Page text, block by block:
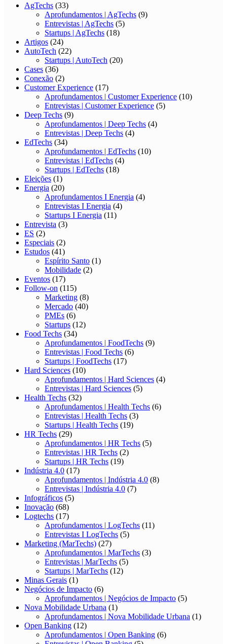
AgTechs (33)
Aprofundamentos | AgTechs (9)
Entrevistas | AgTechs (5)
Startups | AgTechs (18)
Artigos (24)
AutoTech (22)
Startups | AutoTech (20)
Cases (36)
Conexão (2)
Customer Experience (17)
Aprofundamentos | Customer Experience (10)
Entrevistas | Customer Experience (5)
Deep Techs (9)
Aprofundamentos | Deep Techs (4)
Entrevistas | Deep Techs (4)
EdTechs (34)
Aprofundamentos | EdTechs (10)
Entrevistas | EdTechs (4)
Startups | EdTechs (18)
Eleições (1)
Energia (20)
Aprofundamentos I Energia (4)
Entrevistas I Energia (4)
Startups I Energia (11)
Entrevista (3)
ES (2)
Especiais (2)
Estudos (41)
Espírito Santo (1)
Mobilidade (2)
Eventos (17)
Follow-on (115)
Marketing (8)
Mercado (40)
PMEs (6)
Startups (12)
Food Techs (34)
Aprofundamentos | FoodTechs (9)
Entrevistas | Food Techs (6)
Startups | FoodTechs (17)
Hard Sciences (10)
Aprofundamentos | Hard Sciences (4)
Entrevistas | Hard Sciences (5)
Health Techs (32)
Aprofundamentos | Health Techs (6)
Entrevistas | Health Techs (3)
Startups | Health Techs (19)
HR Techs (29)
Aprofundamentos | HR Techs (5)
Entrevistas | HR Techs (2)
Startups | HR Techs (19)
Indústria 4.0 (17)
Aprofundamentos | Indústria 4.0 (8)
Entrevistas | Indústria 4.0 (7)
Infográficos (5)
Inovação (68)
Logtechs (17)
Aprofundamentos | LogTechs (11)
Entrevistas I LogTechs (5)
Marketing (MarTechs) (27)
Aprofundamentos | MarTechs (3)
Entrevistas | MarTechs (5)
Startups | MarTechs (12)
Minas Gerais (1)
Negócios de Impacto (6)
Aprofundamentos | Negócios de Impacto (5)
Nova Mobilidade Urbana (1)
Aprofundamentos | Nova Mobilidade Urbana (1)
Open Banking (12)
Aprofundamentos | Open Banking (6)